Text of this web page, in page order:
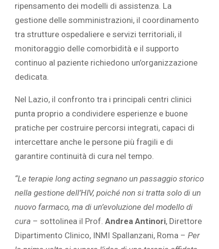
ripensamento dei modelli di assistenza. La
gestione delle somministrazioni, il coordinamento
tra strutture ospedaliere e servizi territoriali, il
monitoraggio delle comorbidità e il supporto
continuo al paziente richiedono un’organizzazione
dedicata.
Nel Lazio, il confronto tra i principali centri clinici
punta proprio a condividere esperienze e buone
pratiche per costruire percorsi integrati, capaci di
intercettare anche le persone più fragili e di
garantire continuità di cura nel tempo.
“Le terapie long acting segnano un passaggio storico
nella gestione dell’HIV, poiché non si tratta solo di un
nuovo farmaco, ma di un’evoluzione del modello di
cura – sottolinea il Prof. Andrea Antinori, Direttore
Dipartimento Clinico, INMI Spallanzani, Roma – Per